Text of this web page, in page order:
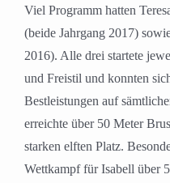
Viel Programm hatten
(beide Jahrgang 2017)
2016). Alle drei startete
und Freistil und konnten
Bestleistungen auf
erreichte über 50 Meter
starken elften Platz.
Wettkampf für Isabell über